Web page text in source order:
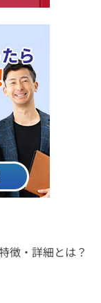
徴・詳細とは？